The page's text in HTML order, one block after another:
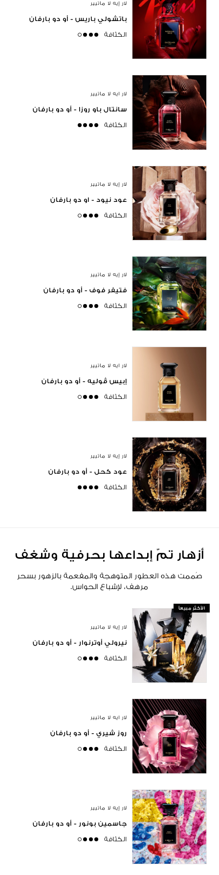
لار إيه لا ماتيير
باتشولي باريس - أو دو بارفان
الكثافةhigh
لار ايه لا ماتيير
سانتال باو روزا - أو دو بارفان
الكثافةstrong
لار إيه لا ماتيير
عود نيود - او دو بارفان
الكثافةhigh
لار إيه لا ماتيير
فتيفر فوف - أو دو بارفان
الكثافةhigh
لار ايه لا ماتيير
إبيس ڤوليه - أو دو بارفان
الكثافةhigh
لار إيه لا ماتيير
عود كحل - أو دو بارفان
الكثافةstrong
أزهار تمّ إبداعها بحرفية وشغف
صُممت هذه العطور المتوهجة والمفعمة بالزهور بسحر
مرهف، لإشباع الحواس.
الأكثر مبيعاً
لار إيه لا ماتيير
نيرولي أوترنوار - أو دو بارفان
الكثافةhigh
لار ايه لا ماتيير
روز شيري - أو دو بارفان
الكثافةhigh
لار إيه لا ماتيير
جاسمين بونور - أو دو بارفان
الكثافةhigh